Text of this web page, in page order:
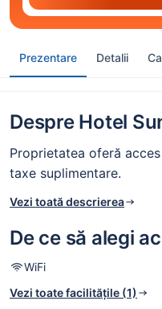
Prezentare Detalii
Despre Hotel
Proprietatea oferă
taxe suplimentare.
Vezi toată descrierea
De ce să alegi
WiFi
Vezi toate facilitățile (1)